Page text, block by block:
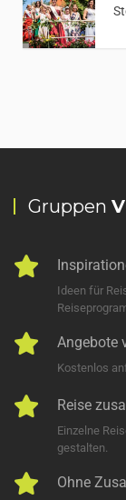
Gruppen
Ideen für
Angebote
Kostenlos
Reise
Einzelne
gestalten.
Ohne